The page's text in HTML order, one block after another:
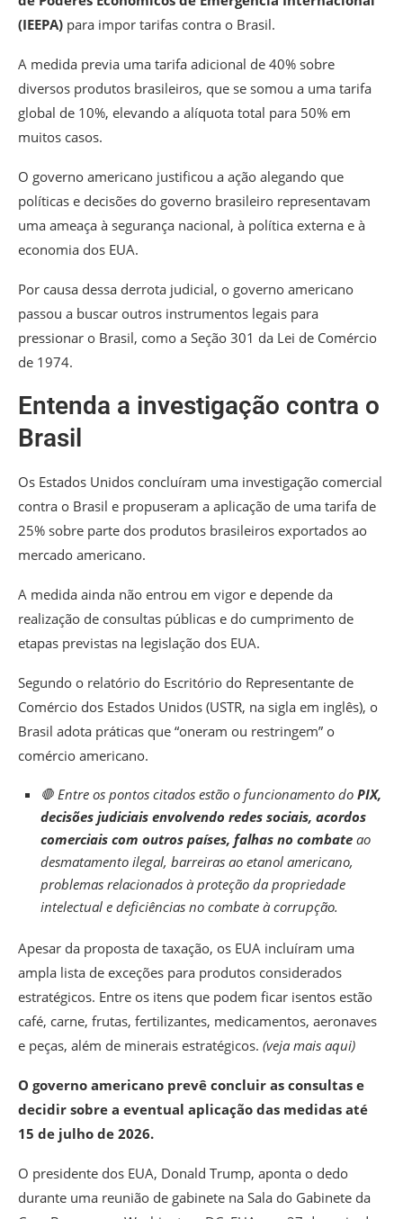
(IEEPA) para impor tarifas contra o Brasil.
A medida previa uma tarifa adicional de 40% sobre
diversos produtos brasileiros, que se somou a uma tarifa
global de 10%, elevando a alíquota total para 50% em
muitos casos.
O governo americano justificou a ação alegando que
políticas e decisões do governo brasileiro representavam
uma ameaça à segurança nacional, à política externa e à
economia dos EUA.
Por causa dessa derrota judicial, o governo americano
passou a buscar outros instrumentos legais para
pressionar o Brasil, como a Seção 301 da Lei de Comércio
de 1974.
Entenda a investigação contra o
Brasil
Os Estados Unidos concluíram uma investigação comercial
contra o Brasil e propuseram a aplicação de uma tarifa de
25% sobre parte dos produtos brasileiros exportados ao
mercado americano.
A medida ainda não entrou em vigor e depende da
realização de consultas públicas e do cumprimento de
etapas previstas na legislação dos EUA.
Segundo o relatório do Escritório do Representante de
Comércio dos Estados Unidos (USTR, na sigla em inglês), o
Brasil adota práticas que “oneram ou restringem” o
comércio americano.
🛑 Entre os pontos citados estão o funcionamento do PIX,
decisões judiciais envolvendo redes sociais, acordos
comerciais com outros países, falhas no combate ao
desmatamento ilegal, barreiras ao etanol americano,
problemas relacionados à proteção da propriedade
intelectual e deficiências no combate à corrupção.
Apesar da proposta de taxação, os EUA incluíram uma
ampla lista de exceções para produtos considerados
estratégicos. Entre os itens que podem ficar isentos estão
café, carne, frutas, fertilizantes, medicamentos, aeronaves
e peças, além de minerais estratégicos. (veja mais aqui)
O governo americano prevê concluir as consultas e
decidir sobre a eventual aplicação das medidas até
15 de julho de 2026.
O presidente dos EUA, Donald Trump, aponta o dedo
durante uma reunião de gabinete na Sala do Gabinete da